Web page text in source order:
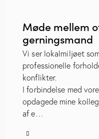
Møde mellem
gerningsmand
Vi ser lokalmiljøet
professionelle
konflikter.
I forbindelse med
opdagede mine
af e…